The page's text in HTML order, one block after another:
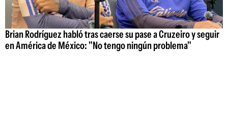
Brian Rodríguez habló tras caerse su pase a Cruzeiro y seguir
en América de México: "No tengo ningún problema"